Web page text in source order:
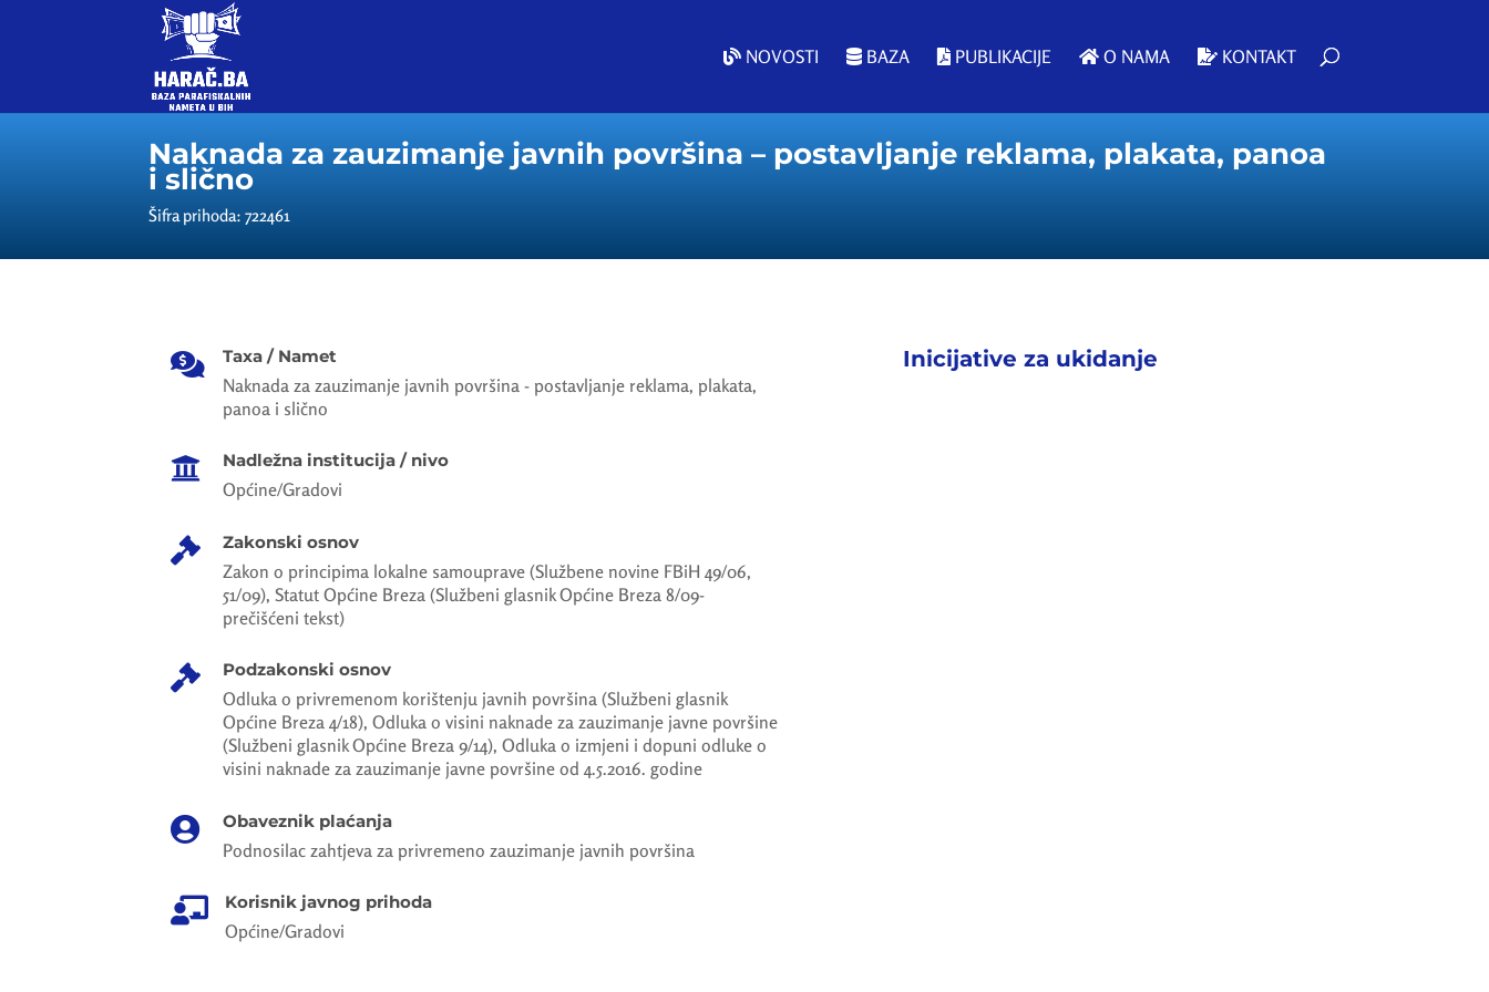
NOVOSTI BAZA PUBLIKACIJE O NAMA KONTAKT
Naknada za zauzimanje javnih površina – postavljanje reklama, plakata, panoa
i slično
Šifra prihoda: 722461
 Taxa / Namet
Naknada za zauzimanje javnih površina - postavljanje reklama, plakata,
panoa i slično
 Nadležna institucija / nivo
Općine/Gradovi
 Zakonski osnov
Zakon o principima lokalne samouprave (Službene novine FBiH 49/06,
51/09), Statut Općine Breza (Službeni glasnik Općine Breza 8/09-
prečišćeni tekst)
 Podzakonski osnov
Odluka o privremenom korištenju javnih površina (Službeni glasnik
Općine Breza 4/18), Odluka o visini naknade za zauzimanje javne površine
(Službeni glasnik Općine Breza 9/14), Odluka o izmjeni i dopuni odluke o
visini naknade za zauzimanje javne površine od 4.5.2016. godine
 Obaveznik plaćanja
Podnosilac zahtjeva za privremeno zauzimanje javnih površina
 Korisnik javnog prihoda
Općine/Gradovi
Inicijative za ukidanje